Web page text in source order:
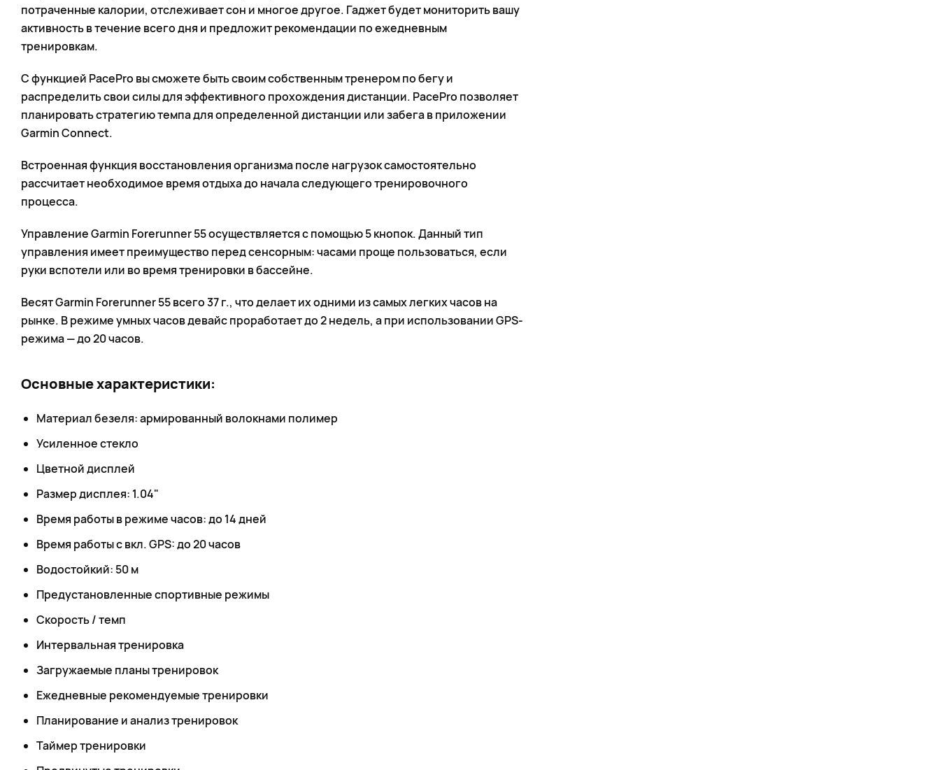
потраченные калории, отслеживает сон и многое другое. Гаджет будет мониторить вашу
активность в течение всего дня и предложит рекомендации по ежедневным
тренировкам.
С функцией PacePro вы сможете быть своим собственным тренером по бегу и
распределить свои силы для эффективного прохождения дистанции. PacePro позволяет
планировать стратегию темпа для определенной дистанции или забега в приложении
Garmin Connect.
Встроенная функция восстановления организма после нагрузок самостоятельно
рассчитает необходимое время отдыха до начала следующего тренировочного
процесса.
Управление Garmin Forerunner 55 осуществляется с помощью 5 кнопок. Данный тип
управления имеет преимущество перед сенсорным: часами проще пользоваться, если
руки вспотели или во время тренировки в бассейне.
Весят Garmin Forerunner 55 всего 37 г., что делает их одними из самых легких часов на
рынке. В режиме умных часов девайс проработает до 2 недель, а при использовании GPS-
режима — до 20 часов.
Основные характеристики:
Материал безеля: армированный волокнами полимер
Усиленное стекло
Цветной дисплей
Размер дисплея: 1.04"
Время работы в режиме часов: до 14 дней
Время работы с вкл. GPS: до 20 часов
Водостойкий: 50 м
Предустановленные спортивные режимы
Скорость / темп
Интервальная тренировка
Загружаемые планы тренировок
Ежедневные рекомендуемые тренировки
Планирование и анализ тренировок
Таймер тренировки